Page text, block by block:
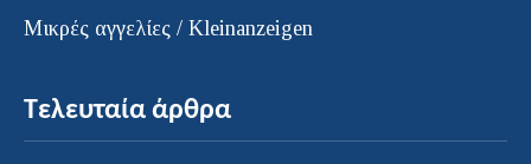
Μικρές αγγελίες / Kleinanzeigen
Τελευταία άρθρα